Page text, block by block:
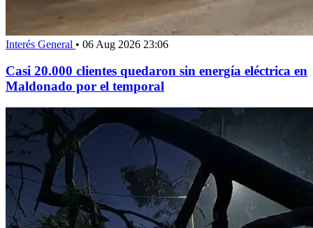
Interés General • 06 Aug 2026 23:06
Casi 20.000 clientes quedaron sin energía eléctrica en
Maldonado por el temporal